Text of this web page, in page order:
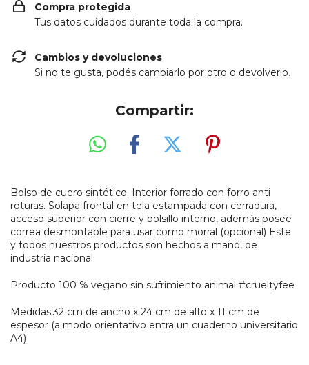
Compra protegida
Tus datos cuidados durante toda la compra.
Cambios y devoluciones
Si no te gusta, podés cambiarlo por otro o devolverlo.
Compartir:
Bolso de cuero sintético. Interior forrado con forro anti
roturas. Solapa frontal en tela estampada con cerradura,
acceso superior con cierre y bolsillo interno, además posee
correa desmontable para usar como morral (opcional) Este
y todos nuestros productos son hechos a mano, de
industria nacional
Producto 100 % vegano sin sufrimiento animal #crueltyfee
Medidas:32 cm de ancho x 24 cm de alto x 11 cm de
espesor (a modo orientativo entra un cuaderno universitario
A4)